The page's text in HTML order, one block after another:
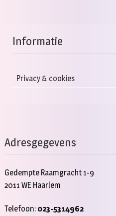
Informatie
Privacy & cookies
Adresgegevens
Gedempte Raamgracht 1-9
2011 WE Haarlem
Telefoon: 023-5314962